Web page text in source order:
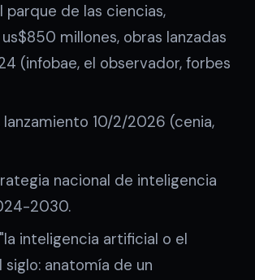
parque de las ciencias,
millones, obras lanzadas
(infobae, el observador, forbes
10/2/2026 (cenia,
nacional de inteligencia
2030.
inteligencia artificial o el
siglo: anatomía de un